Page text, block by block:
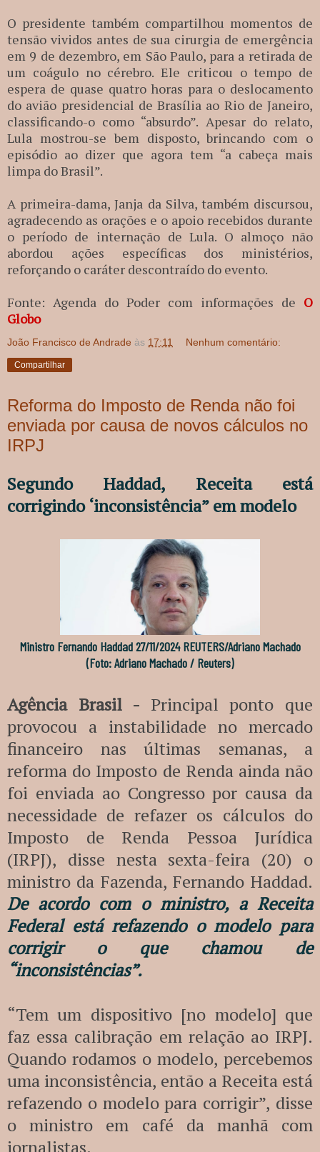
O presidente também compartilhou momentos de
tensão vividos antes de sua cirurgia de emergência
em 9 de dezembro, em São Paulo, para a retirada de
um coágulo no cérebro. Ele criticou o tempo de
espera de quase quatro horas para o deslocamento
do avião presidencial de Brasília ao Rio de Janeiro,
classificando-o como “absurdo”. Apesar do relato,
Lula mostrou-se bem disposto, brincando com o
episódio ao dizer que agora tem “a cabeça mais
limpa do Brasil”.
A primeira-dama, Janja da Silva, também discursou,
agradecendo as orações e o apoio recebidos durante
o período de internação de Lula. O almoço não
abordou ações específicas dos ministérios,
reforçando o caráter descontraído do evento.
Fonte: Agenda do Poder com informações de O
Globo
João Francisco de Andrade às 17:11 Nenhum comentário:
Compartilhar
Reforma do Imposto de Renda não foi
enviada por causa de novos cálculos no
IRPJ
Segundo Haddad, Receita está
corrigindo ‘inconsistência” em modelo
Ministro Fernando Haddad 27/11/2024 REUTERS/Adriano Machado
(Foto: Adriano Machado / Reuters)
Agência Brasil - Principal ponto que
provocou a instabilidade no mercado
financeiro nas últimas semanas, a
reforma do Imposto de Renda ainda não
foi enviada ao Congresso por causa da
necessidade de refazer os cálculos do
Imposto de Renda Pessoa Jurídica
(IRPJ), disse nesta sexta-feira (20) o
ministro da Fazenda, Fernando Haddad.
De acordo com o ministro, a Receita
Federal está refazendo o modelo para
corrigir o que chamou de
“inconsistências”.
“Tem um dispositivo [no modelo] que
faz essa calibração em relação ao IRPJ.
Quando rodamos o modelo, percebemos
uma inconsistência, então a Receita está
refazendo o modelo para corrigir”, disse
o ministro em café da manhã com
jornalistas.